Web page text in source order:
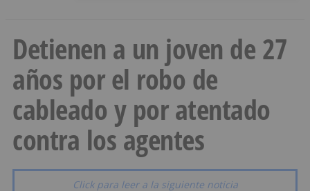
Detienen a un joven de 27
años por el robo de
cableado y por atentado
contra los agentes
Click para leer a la siguiente noticia